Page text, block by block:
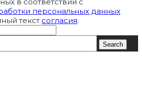
персональных данных
текст согласия.